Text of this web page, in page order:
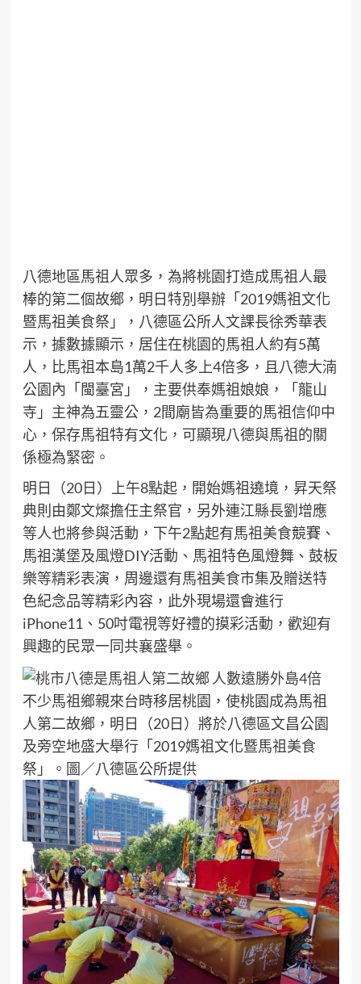
八德地區馬祖人眾多，為將桃園打造成馬祖人最
棒的第二個故鄉，明日特別舉辦「2019媽祖文化
暨馬祖美食祭」，八德區公所人文課長徐秀華表
示，據數據顯示，居住在桃園的馬祖人約有5萬
人，比馬祖本島1萬2千人多上4倍多，且八德大湳
公園內「閩臺宮」，主要供奉媽祖娘娘，「龍山
寺」主神為五靈公，2間廟皆為重要的馬祖信仰中
心，保存馬祖特有文化，可顯現八德與馬祖的關
係極為緊密。
明日（20日）上午8點起，開始媽祖遶境，昇天祭
典則由鄭文燦擔任主祭官，另外連江縣長劉增應
等人也將參與活動，下午2點起有馬祖美食競賽、
馬祖漢堡及風燈DIY活動、馬祖特色風燈舞、鼓板
樂等精彩表演，周邊還有馬祖美食市集及贈送特
色紀念品等精彩內容，此外現場還會進行
iPhone11、50吋電視等好禮的摸彩活動，歡迎有
興趣的民眾一同共襄盛舉。
不少馬祖鄉親來台時移居桃園，使桃園成為馬祖
人第二故鄉，明日（20日）將於八德區文昌公園
及旁空地盛大舉行「2019媽祖文化暨馬祖美食
祭」。圖／八德區公所提供